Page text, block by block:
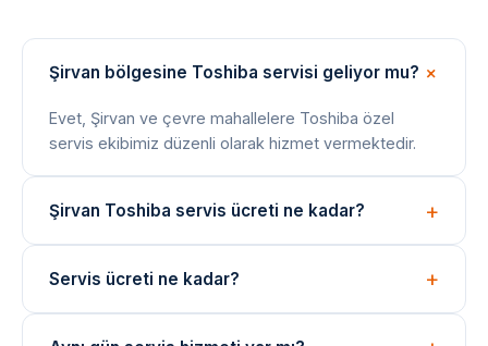
Şirvan bölgesine Toshiba servisi geliyor mu?
Evet, Şirvan ve çevre mahallelere Toshiba özel
servis ekibimiz düzenli olarak hizmet vermektedir.
Şirvan Toshiba servis ücreti ne kadar?
göre değişir; işlem öncesi net fiyat bilgisi paylaşılır.
Servis ücreti ne kadar?